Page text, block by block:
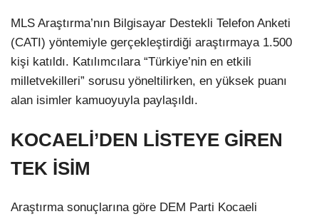
MLS Araştırma’nın Bilgisayar Destekli Telefon Anketi
(CATI) yöntemiyle gerçekleştirdiği araştırmaya 1.500
kişi katıldı. Katılımcılara “Türkiye’nin en etkili
milletvekilleri” sorusu yöneltilirken, en yüksek puanı
alan isimler kamuoyuyla paylaşıldı.
KOCAELİ’DEN LİSTEYE GİREN
TEK İSİM
Araştırma sonuçlarına göre DEM Parti Kocaeli